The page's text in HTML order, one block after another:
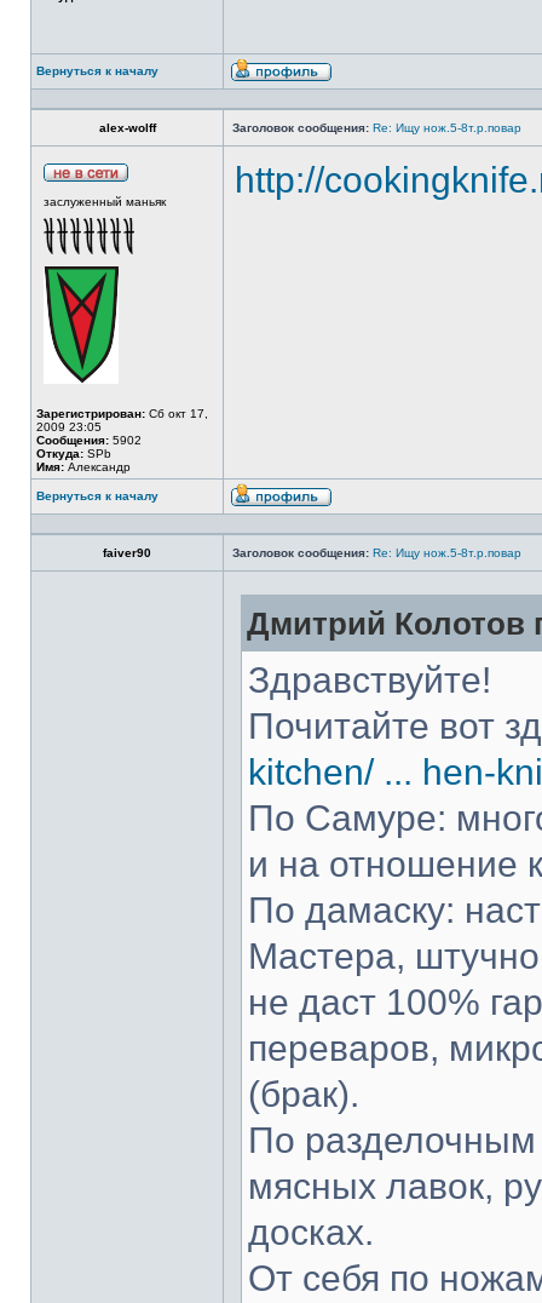
Вернуться к началу
alex-wolff Заголовок сообщения: Re: Ищу нож.5-8т.р.повар
заслуженный маньяк
Зарегистрирован: Сб окт 17,
2009 23:05
Сообщения: 5902
Откуда: SPb
Имя: Александр
http://
Вернуться к началу
faiver90 Заголовок сообщения: Re: Ищу нож.5-8т.р.повар
Дмитрий Колотов
Здравствуйте!
Почитайте вот
kitchen/ ... hen-
По Самуре:
и на отношение
По дамаску:
Мастера,
не даст 100%
переваров,
(брак).
По разделочным
мясных лавок,
досках.
От себя по